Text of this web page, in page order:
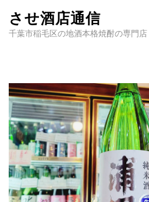
させ酒店通信
千葉市稲毛区の地酒本格焼酎の専門店